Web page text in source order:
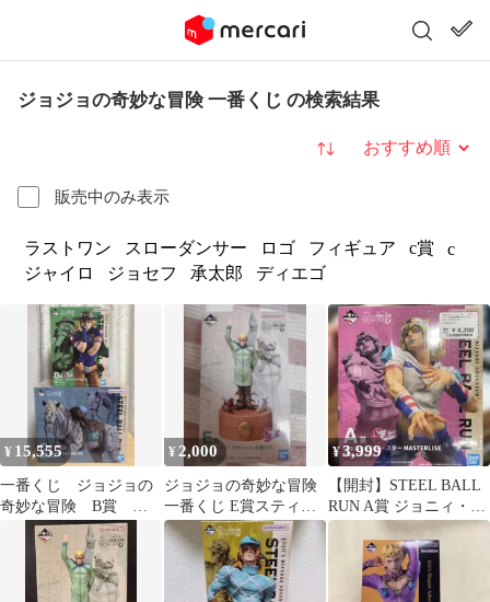
ジョジョの奇妙な冒険 一番くじ の検索結果
販売中のみ表示
並び替え
ラストワン スローダンサー ロゴ フィギュア c賞
c
ジャイロ
ジョセフ 承太郎 ディエゴ
¥ 15,555
一番くじ ジョジョの
奇妙な冒険 B賞 ジ
ャイロ・ツェペリ C
賞 スローダンサー
¥ 2,000
ジョジョの奇妙な冒険
一番くじ E賞スティー
ブン・スティール小物
入れ
¥3,999
【開封】STEEL BALL
RUN A賞 ジョニィ・ジ
ョースター